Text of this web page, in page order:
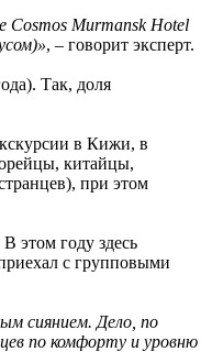
Cosmos Murmansk Hotel
, – говорит эксперт.
Так, доля
в Кижи, в
китайцы,
при этом
этом году здесь
с групповыми
сиянием. Дело, по
по комфорту и уровню